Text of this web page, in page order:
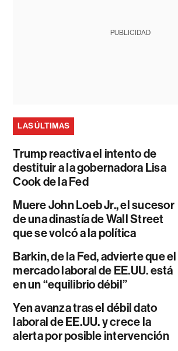
PUBLICIDAD
LAS ÚLTIMAS
Trump reactiva el intento de
destituir a la gobernadora Lisa
Cook de la Fed
Muere John Loeb Jr., el sucesor
de una dinastía de Wall Street
que se volcó a la política
Barkin, de la Fed, advierte que el
mercado laboral de EE.UU. está
en un “equilibrio débil”
Yen avanza tras el débil dato
laboral de EE.UU. y crece la
alerta por posible intervención